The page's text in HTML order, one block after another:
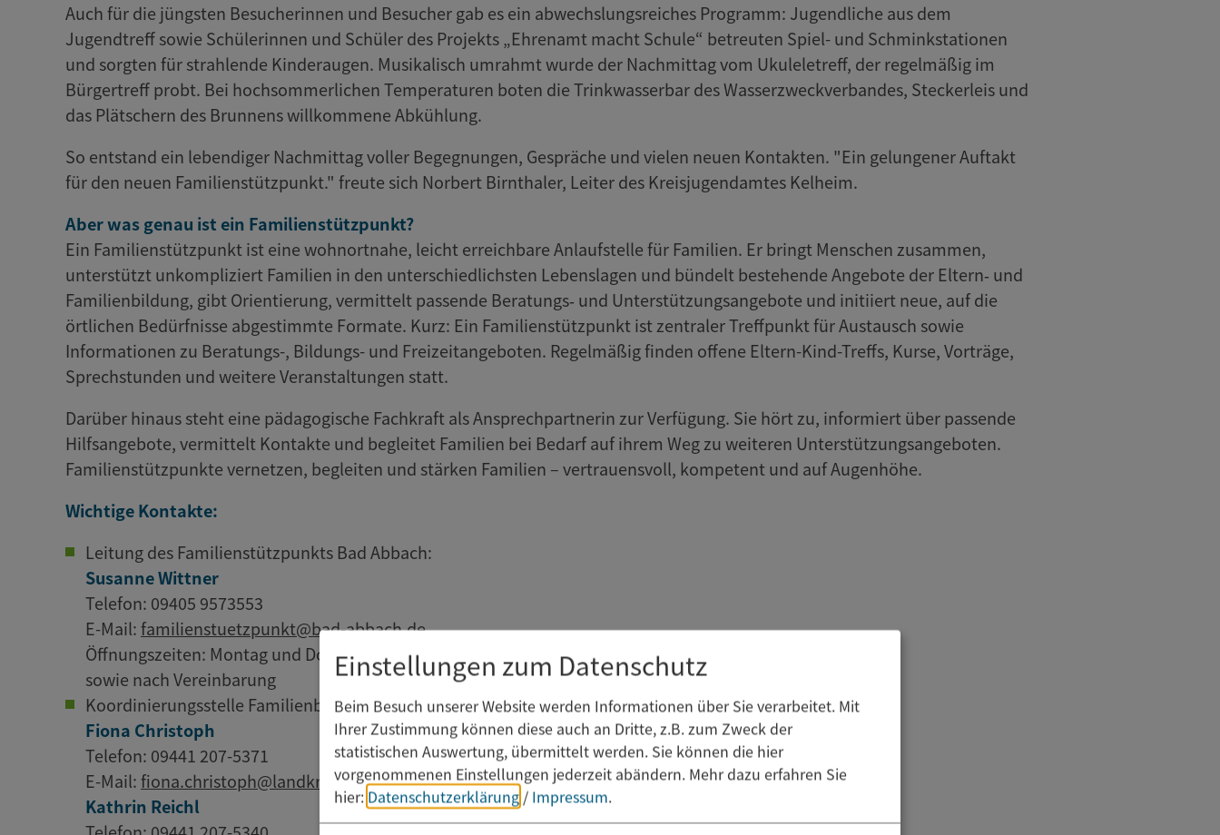
Auch für die jüngsten Besucherinnen und Besucher gab es ein abwechslungsreiches Programm: Jugendliche aus dem
Jugendtreff sowie Schülerinnen und Schüler des Projekts „Ehrenamt macht Schule“ betreuten Spiel- und Schminkstationen
und sorgten für strahlende Kinderaugen. Musikalisch umrahmt wurde der Nachmittag vom Ukuleletreff, der regelmäßig im
Bürgertreff probt. Bei hochsommerlichen Temperaturen boten die Trinkwasserbar des Wasserzweckverbandes, Steckerleis und
das Plätschern des Brunnens willkommene Abkühlung.
So entstand ein lebendiger Nachmittag voller Begegnungen, Gespräche und vielen neuen Kontakten. "Ein gelungener Auftakt
für den neuen Familienstützpunkt." freute sich Norbert Birnthaler, Leiter des Kreisjugendamtes Kelheim.
Aber was genau ist ein Familienstützpunkt?
Ein Familienstützpunkt ist eine wohnortnahe, leicht erreichbare Anlaufstelle für Familien. Er bringt Menschen zusammen,
unterstützt unkompliziert Familien in den unterschiedlichsten Lebenslagen und bündelt bestehende Angebote der Eltern‑ und
Familienbildung, gibt Orientierung, vermittelt passende Beratungs‑ und Unterstützungsangebote und initiiert neue, auf die
örtlichen Bedürfnisse abgestimmte Formate. Kurz: Ein Familienstützpunkt ist zentraler Treffpunkt für Austausch sowie
Informationen zu Beratungs-, Bildungs- und Freizeitangeboten. Regelmäßig finden offene Eltern-Kind-Treffs, Kurse, Vorträge,
Sprechstunden und weitere Veranstaltungen statt.
Darüber hinaus steht eine pädagogische Fachkraft als Ansprechpartnerin zur Verfügung. Sie hört zu, informiert über passende
Hilfsangebote, vermittelt Kontakte und begleitet Familien bei Bedarf auf ihrem Weg zu weiteren Unterstützungsangeboten.
Familienstützpunkte vernetzen, begleiten und stärken Familien – vertrauensvoll, kompetent und auf Augenhöhe.
Wichtige Kontakte:
Leitung des Familienstützpunkts Bad Abbach:
Susanne Wittner
Telefon: 09405 9573553
E-Mail:familienstuetzpunkt@bad-abbach.de
Öffnungszeiten: Montag und Donnerstag von 09.00 bis 11.30 Uhr
sowie nach Vereinbarung
Koordinierungsstelle Familienbildung im Kreisjugendamt:
Fiona Christoph
Telefon: 09441 207-5371
E-Mail:fiona.christoph@landkreis-kelheim.de
Kathrin Reichl
Einstellungen zum Datenschutz
Beim Besuch unserer Website werden Informationen über Sie verarbeitet. Mit
Ihrer Zustimmung können diese auch an Dritte, z.B. zum Zweck der
statistischen Auswertung, übermittelt werden. Sie können die hier
vorgenommenen Einstellungen jederzeit abändern. Mehr dazu erfahren Sie
hier: Datenschutzerklärung / Impressum.